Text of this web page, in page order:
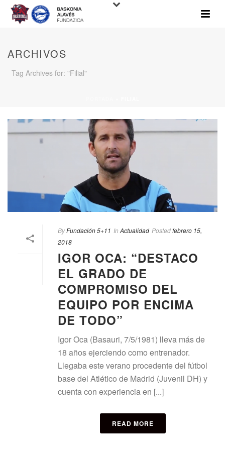
ARCHIVOS
Tag Archives for: "Filial"
ByFundación 5+11 In Actualidad Postedfebrero 15,
2018
IGOR OCA: “DESTACO
EL GRADO DE
COMPROMISO DEL
EQUIPO POR ENCIMA
DE TODO”
Igor Oca (Basauri, 7/5/1981) lleva más de
18 años ejerciendo como entrenador.
Llegaba este verano procedente del fútbol
base del Atlético de Madrid (Juvenil DH) y
cuenta con experiencia en [...]
READ MORE